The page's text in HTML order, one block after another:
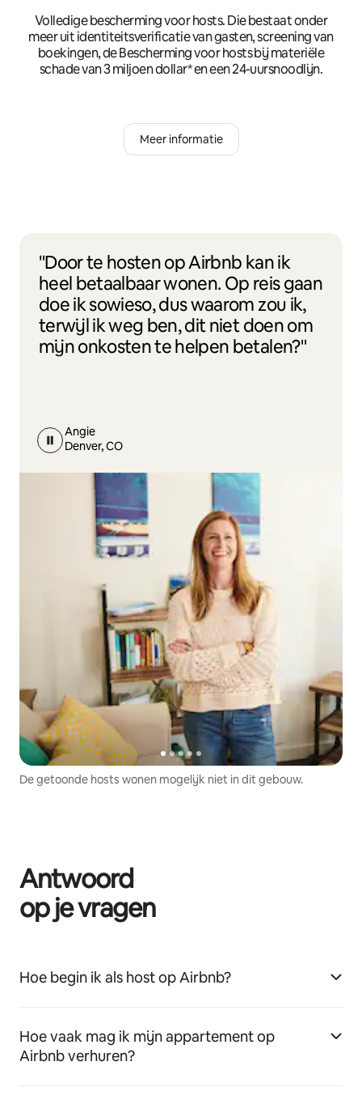
Volledige bescherming voor hosts. Die bestaat onder
meer uit identiteitsverificatie van gasten, screening van
boekingen, de Bescherming voor hosts bij materiële
schade van 3 miljoen dollar* en een 24-uursnoodlijn.
Meer informatie
"Door te hosten op Airbnb kan ik
heel betaalbaar wonen. Op reis gaan
doe ik sowieso, dus waarom zou ik,
terwijl ik weg ben, dit niet doen om
mijn onkosten te helpen betalen?"
Angie
Denver, CO
De getoonde hosts wonen mogelijk niet in dit gebouw.
Antwoord
op je vragen
Hoe begin ik als host op Airbnb?
Hoe vaak mag ik mijn appartement op
Airbnb verhuren?